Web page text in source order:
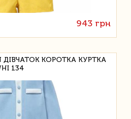
943 грн
ДІВЧАТОК КОРОТКА КУРТКА
134